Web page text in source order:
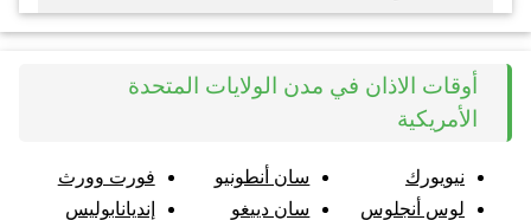
أوقات الاذان في مدن الولايات المتحدة
الأمريكية
نيويورك
لوس أنجلوس
سان أنطونيو
سان دييغو
فورت وورث
إنديانابوليس